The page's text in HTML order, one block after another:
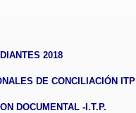
2018
DE CONCILIACIÓN ITP
DOCUMENTAL -I.T.P.